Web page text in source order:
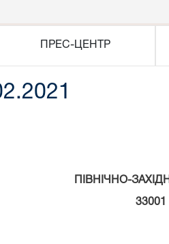
ПРЕС-ЦЕНТР
ПІВНІЧНО-
33001